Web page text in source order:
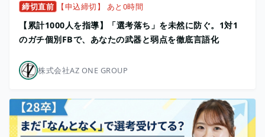
締切直前 【申込締切】 あと0時間
【累計1000人を指導】「選考落ち」を未然に防ぐ。1対1
のガチ個別FBで、あなたの武器と弱点を徹底言語化
株式会社AZ ONE GROUP